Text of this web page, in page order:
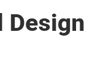
Design